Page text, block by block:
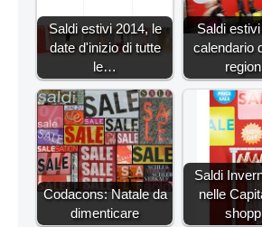
Saldi estivi 2014, le
date d'inizio di tutte
le…
Saldi
calendario
Codacons: Natale da
dimenticare
Saldi
nelle